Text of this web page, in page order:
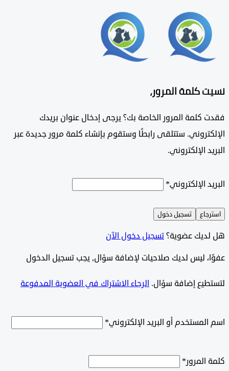
كلمة المرور،
كلمة المرور الخاصة بك؟ يرجى إدخال عنوان بريدك
ستتلقى رابطًا وستقوم بإنشاء كلمة مرور جديدة عبر
الإلكتروني.
الإلكتروني*
تسجيل دخول
عضوية؟تسجيل دخول الآن
ليس لديك صلاحيات لإضافة سؤال, يجب تسجيل الدخول
إضافة سؤال.الرجاء الاشتراك في العضوية المدفوعة
أو البريد الإلكتروني*
*